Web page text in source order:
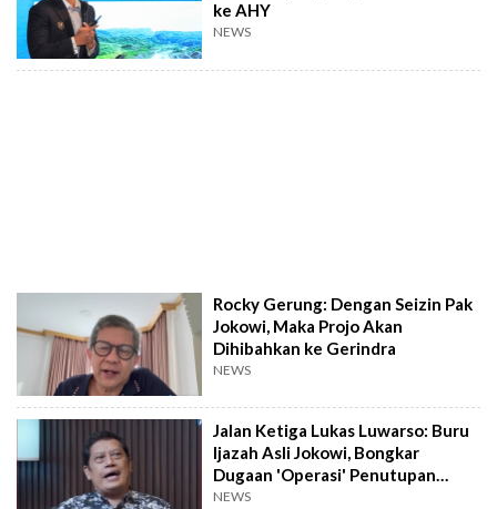
ke AHY
NEWS
Rocky Gerung: Dengan Seizin Pak
Jokowi, Maka Projo Akan
Dihibahkan ke Gerindra
NEWS
Jalan Ketiga Lukas Luwarso: Buru
Ijazah Asli Jokowi, Bongkar
Dugaan 'Operasi' Penutupan
Fakta
NEWS